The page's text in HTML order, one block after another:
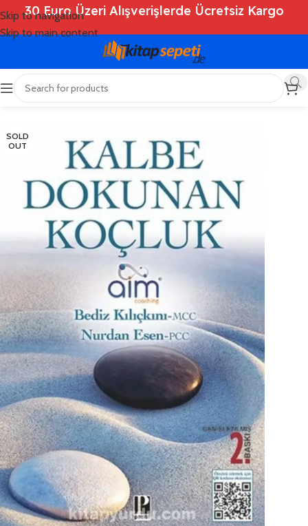
Skip to navigation
Skip to main content
30 Euro Üzeri Alışverişlerde Ücretsiz Kargo
Ana Sayfa Shop
SOLD
OUT